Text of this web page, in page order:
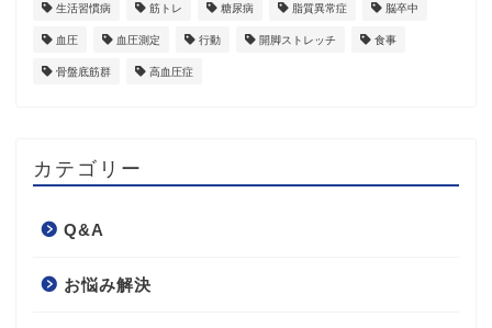
生活習慣病 筋トレ 糖尿病 脂質異常症 脳卒中
血圧 血圧測定 行動 開脚ストレッチ 食事
骨盤底筋群 高血圧症
カテゴリー
Q&A
お悩み解決